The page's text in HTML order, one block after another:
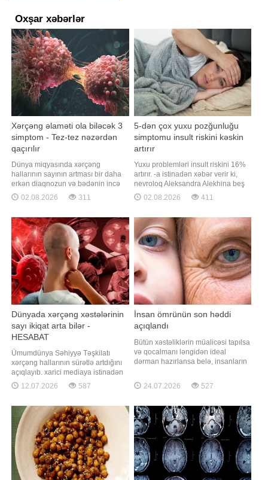
Oxşar xəbərlər
Xərçəng əlaməti ola biləcək 3
simptom - Tez-tez nəzərdən
qaçırılır
Dünya miqyasında xərçəng
hallarının sayının artması bir daha
erkən diaqnozun və bədənin incə
xəbərdarlıq əlamətlərinin düzgün
şərh edilməsinin vacibliyini
olaraq, xərçəng növləri həmişə ağır
simptomlarla qəfildən ortaya çıxmır.
Alimlər vurğulayırlar ki, bədəndə
həftələrl
02.08.2026 311
5-dən çox yuxu pozğunluğu
simptomu insult riskini kəskin
artırır
Yuxu problemləri insult riskini 16%
artırır. -a istinadən xəbər verir ki,
nevroloq Aleksandra Alekhina beş
və ya daha çox yuxu pozğunluğu
simptomundan əziyyət çəkən
artdığını deyib. O qeyd edib ki, insult
ciddi və həyati təhlükə yaradan
təcili vəziyyətdir:. "Bu
02.08.2026 411
Dünyada xərçəng xəstələrinin
sayı ikiqat arta bilər -
HESABAT
Ümumdünya Səhiyyə Təşkilatı
xərçəng hallarının sürətlə artdığını
açıqlayıb. xarici mediaya istinadən
bildirir ki, yeni qlobal hesabata
görə, profilaktika, erkən aşkarlama
2050-ci ilə qədər yeni xərçəng
hallarının illik sayı təxminən 35
milyona çata bilər. Hesabatda qey
12.07.2026 587
İnsan ömrünün son həddi
açıqlandı
Bütün xəstəliklərin müalicəsi tapılsa
və qocalmanı ləngidən ideal
dərman hazırlansa belə, insanların
olmayacaq. "Qafqazinfo"nun
məlumatına görə, rusiyalı alimlərin
hüceyrələrdə zamanla yığılan
təsadüfi DNT mutasiyaları insan
ömrü üçün aşılmas
24.07.2026 527